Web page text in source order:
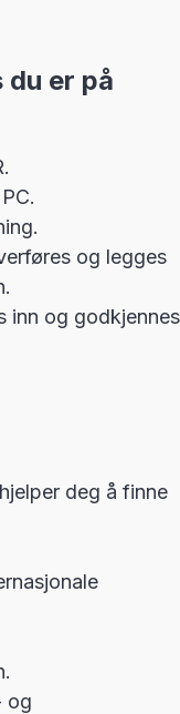
du er på
og legges
inn og godkjennes
deg å finne
og